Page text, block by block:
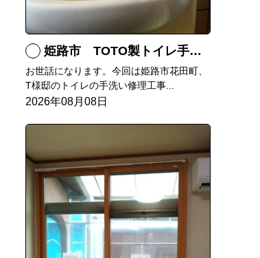
姫路市 TOTO製トイレ手洗いの水漏れ修理
お世話になります。今回は姫路市花田町、
T様邸のトイレの手洗い修理工事...
2026年08月08日